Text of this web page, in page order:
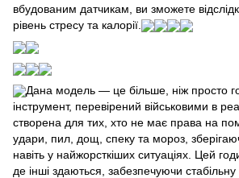
вбудованим датчикам, ви зможете
рівень стресу та калорії.
Дана модель — це більше, ніж просто
інструмент, перевірений військовими в
створена для тих, хто не має права на
удари, пил, дощ, спеку та мороз,
навіть у найжорсткіших ситуаціях. Цей
де інші здаються, забезпечуючи